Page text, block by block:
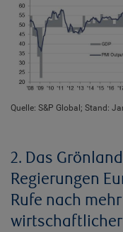
Quelle: S&P Global; Stand:
2. Das
Regierungen
Rufe nach